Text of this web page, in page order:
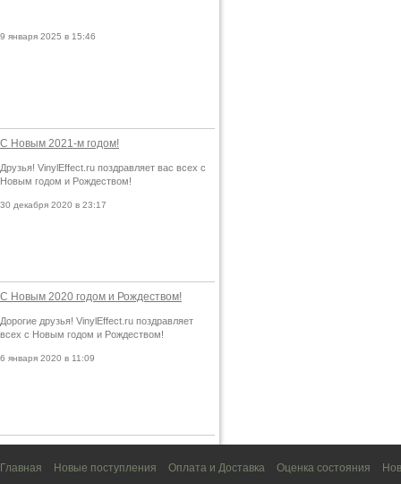
9 января 2025 в 15:46
С Новым 2021-м годом!
Друзья! VinylEffect.ru поздравляет вас всех с
Новым годом и Рождеством!
30 декабря 2020 в 23:17
С Новым 2020 годом и Рождеством!
Дорогие друзья! VinylEffect.ru поздравляет
всех с Новым годом и Рождеством!
6 января 2020 в 11:09
Главная Новые поступления Оплата и Доставка Оценка состояния